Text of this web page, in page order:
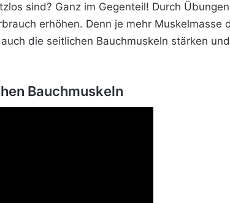
sind? Ganz im Gegenteil! Durch
erhöhen. Denn je mehr
die seitlichen Bauchmuskeln stärken
Bauchmuskeln